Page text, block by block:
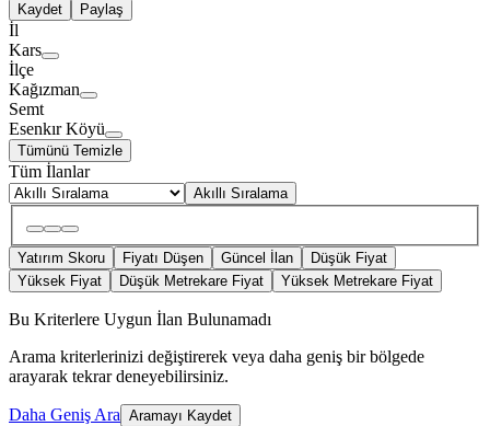
Kaydet
Paylaş
İl
Kars
İlçe
Kağızman
Semt
Esenkır Köyü
Tümünü Temizle
Tüm İlanlar
Akıllı Sıralama
Yatırım Skoru Fiyatı Düşen Güncel İlan
Düşük Fiyat
Yüksek Fiyat
Düşük Metrekare Fiyat Yüksek Metrekare Fiyat
Bu Kriterlere Uygun İlan Bulunamadı
Arama kriterlerinizi değiştirerek veya daha geniş bir bölgede
arayarak tekrar deneyebilirsiniz.
Daha Geniş Ara Aramayı Kaydet